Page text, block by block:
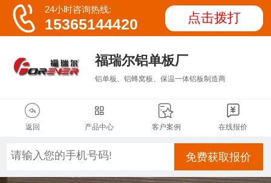
 24小时咨询热线:
15365144420 点击拨打
福瑞尔铝单板厂
铝单板、铝蜂窝板、保温一体铝板制造商

返回

产品中心

客户案例

在线报价
免费获取报价